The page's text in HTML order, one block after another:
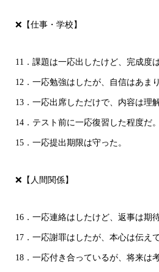
❌【仕事・学校】
11．課題は一応出したけど、完成度
12．一応勉強はしたが、自信はあまり
13．一応出席しただけで、内容は理
14．テスト前に一応復習した程度だ。
15．一応提出期限は守った。
❌【人間関係】
16．一応連絡はしたけど、返事は期
17．一応謝罪はしたが、本心は伝え
18．一応付き合っているが、将来は